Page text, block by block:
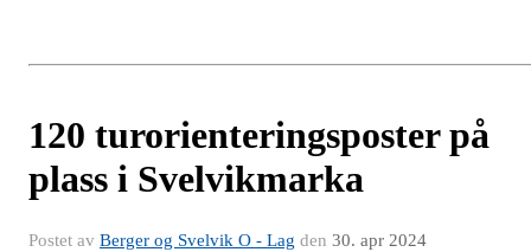
120 turorienteringsposter på
plass i Svelvikmarka
Postet av Berger og Svelvik O - Lag den 30. apr 2024